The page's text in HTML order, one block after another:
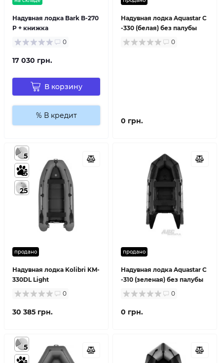
Надувная лодка Bark B-270
P + книжка
0
17 030 грн.
В корзину
% В кредит
Надувная лодка Aquastar С
-330 (белая) без палубы
0
0 грн.
продано
Надувная лодка Kolibri KM-
330DL Light
5
5
25
0
30 385 грн.
продано
Надувная лодка Aquastar С
-310 (зеленая) без палубы
0
0 грн.
5